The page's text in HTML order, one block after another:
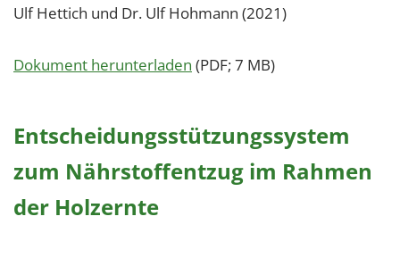
Ulf Hettich und Dr. Ulf Hohmann (2021)
Dokument herunterladen (PDF; 7 MB)
Entscheidungsstützungssystem
zum Nährstoffentzug im Rahmen
der Holzernte